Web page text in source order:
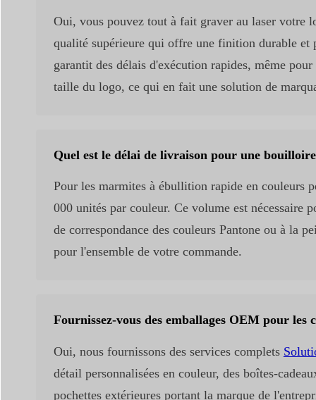
Oui, vous pouvez tout à fait graver au laser votre
qualité supérieure qui offre une finition durable et
garantit des délais d'exécution rapides, même
taille du logo, ce qui en fait une solution de
Quel est le délai de livraison pour une
Pour les marmites à ébullition rapide en couleurs
000 unités par couleur. Ce volume est nécessaire
de correspondance des couleurs Pantone ou à la
pour l'ensemble de votre commande.
Fournissez-vous des emballages OEM pour les
Oui, nous fournissons des services complets
détail personnalisées en couleur, des boîtes-
pochettes extérieures portant la marque de